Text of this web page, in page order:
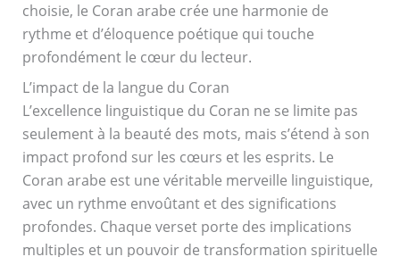
choisie, le Coran arabe crée une harmonie de
rythme et d’éloquence poétique qui touche
profondément le cœur du lecteur.
L’impact de la langue du Coran
L’excellence linguistique du Coran ne se limite pas
seulement à la beauté des mots, mais s’étend à son
impact profond sur les cœurs et les esprits. Le
Coran arabe est une véritable merveille linguistique,
avec un rythme envoûtant et des significations
profondes. Chaque verset porte des implications
multiples et un pouvoir de transformation spirituelle